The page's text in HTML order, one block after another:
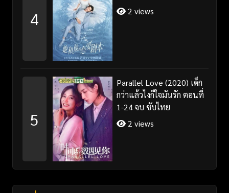
4
2 views
5
Parallel Love (2020) เด็ก
กว่าแล้วไงก็ใจมันรัก ตอนที่
1-24 จบ ซับไทย
2 views